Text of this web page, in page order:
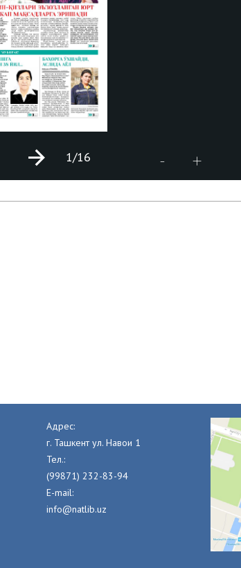
- +
1/16
Адрес:
г. Ташкент ул. Навои 1
Тел.:
(99871) 232-83-94
E-mail:
info@natlib.uz